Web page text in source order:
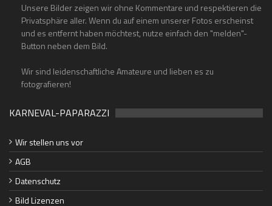
Unsere Bilder zeigen wir ohne Kommentare und respektieren die
Privatsphäre aller. Wenn du auf einem unserer Fotos erscheinst
und es entfernt haben möchtest, nutze einfach den "melden"-
Button neben dem Bild.
Wir sind leidenschaftliche Amateure und lieben es zu
fotografieren!
KARNEVAL-PAPARAZZI
Wir stellen uns vor
AGB
Datenschutz
Bild Lizenzen